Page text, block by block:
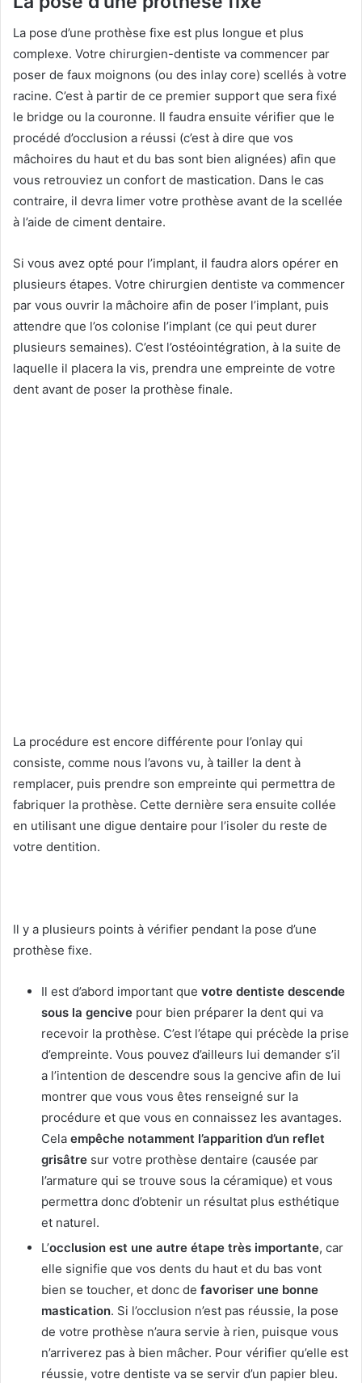
La pose d’une prothèse fixe est plus longue et plus
complexe. Votre chirurgien-dentiste va commencer par
poser de faux moignons (ou des inlay core) scellés à votre
racine. C’est à partir de ce premier support que sera fixé
le bridge ou la couronne. Il faudra ensuite vérifier que le
procédé d’occlusion a réussi (c’est à dire que vos
mâchoires du haut et du bas sont bien alignées) afin que
vous retrouviez un confort de mastication. Dans le cas
contraire, il devra limer votre prothèse avant de la scellée
à l’aide de ciment dentaire.
Si vous avez opté pour l’implant, il faudra alors opérer en
plusieurs étapes. Votre chirurgien dentiste va commencer
par vous ouvrir la mâchoire afin de poser l’implant, puis
attendre que l’os colonise l’implant (ce qui peut durer
plusieurs semaines). C’est l’ostéointégration, à la suite de
laquelle il placera la vis, prendra une empreinte de votre
dent avant de poser la prothèse finale.
La procédure est encore différente pour l’onlay qui
consiste, comme nous l’avons vu, à tailler la dent à
remplacer, puis prendre son empreinte qui permettra de
fabriquer la prothèse. Cette dernière sera ensuite collée
en utilisant une digue dentaire pour l’isoler du reste de
votre dentition.
Il y a plusieurs points à vérifier pendant la pose d’une
prothèse fixe.
Il est d’abord important que votre dentiste descende
sous la gencive pour bien préparer la dent qui va
recevoir la prothèse. C’est l’étape qui précède la prise
d’empreinte. Vous pouvez d’ailleurs lui demander s’il
a l’intention de descendre sous la gencive afin de lui
montrer que vous vous êtes renseigné sur la
procédure et que vous en connaissez les avantages.
Cela empêche notamment l’apparition d’un reflet
grisâtre sur votre prothèse dentaire (causée par
l’armature qui se trouve sous la céramique) et vous
permettra donc d’obtenir un résultat plus esthétique
et naturel.
L’occlusion est une autre étape très importante, car
elle signifie que vos dents du haut et du bas vont
bien se toucher, et donc de favoriser une bonne
mastication. Si l’occlusion n’est pas réussie, la pose
de votre prothèse n’aura servie à rien, puisque vous
n’arriverez pas à bien mâcher. Pour vérifier qu’elle est
réussie, votre dentiste va se servir d’un papier bleu.